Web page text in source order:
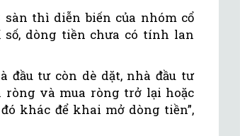
thì diễn biến của nhóm cổ
dòng tiền chưa có tính lan
đầu tư còn dè dặt, nhà đầu tư
ròng và mua ròng trở lại hoặc
khác để khai mở dòng tiền”,